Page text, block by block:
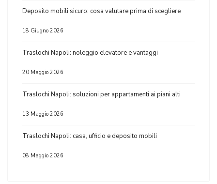
Deposito mobili sicuro: cosa valutare prima di scegliere
18 Giugno 2026
Traslochi Napoli: noleggio elevatore e vantaggi
20 Maggio 2026
Traslochi Napoli: soluzioni per appartamenti ai piani alti
13 Maggio 2026
Traslochi Napoli: casa, ufficio e deposito mobili
08 Maggio 2026